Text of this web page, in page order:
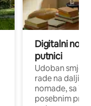
Digitalni
putnici
Udoban
rade na
nomade, sa
posebnim